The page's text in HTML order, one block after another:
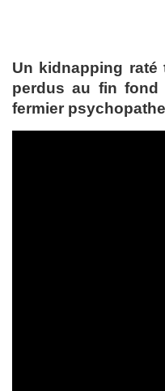
Un kidnapping raté
perdus au fin fond
fermier